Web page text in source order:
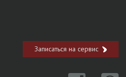
Записаться на сервис